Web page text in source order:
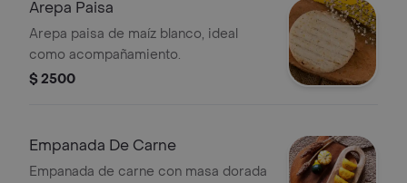
Arepa Paisa
Arepa paisa de maíz blanco, ideal
como acompañamiento.
$ 2500
Empanada De Carne
Empanada de carne con masa dorada